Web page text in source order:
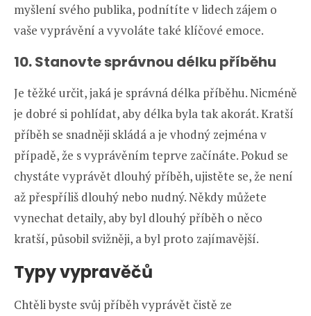
myšlení svého publika, podnítíte v lidech zájem o
vaše vyprávění a vyvoláte také klíčové emoce.
10. Stanovte správnou délku příběhu
Je těžké určit, jaká je správná délka příběhu. Nicméně
je dobré si pohlídat, aby délka byla tak akorát. Kratší
příběh se snadněji skládá a je vhodný zejména v
případě, že s vyprávěním teprve začínáte. Pokud se
chystáte vyprávět dlouhý příběh, ujistěte se, že není
až přespříliš dlouhý nebo nudný. Někdy můžete
vynechat detaily, aby byl dlouhý příběh o něco
kratší, působil svižněji, a byl proto zajímavější.
Typy vypravěčů
Chtěli byste svůj příběh vyprávět čistě ze